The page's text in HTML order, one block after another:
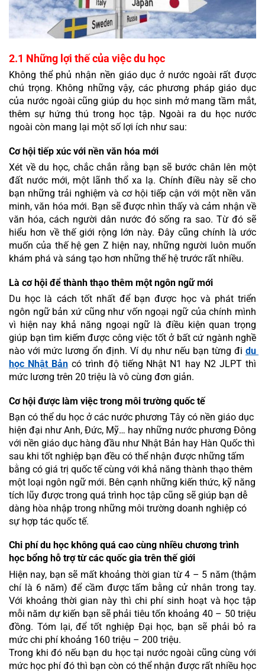
2.1 Những lợi thế của việc du học
Không thể phủ nhận nền giáo dục ở nước ngoài rất được
chú trọng. Không những vậy, các phương pháp giáo dục
của nước ngoài cũng giúp du học sinh mở mang tầm mắt,
thêm sự hứng thú trong học tập. Ngoài ra du học nước
ngoài còn mang lại một số lợi ích như sau:
Cơ hội tiếp xúc với nền văn hóa mới
Xét về du học, chắc chắn rằng bạn sẽ bước chân lên một
đất nước mới, một lãnh thổ xa lạ. Chính điều này sẽ cho
bạn những trải nghiệm và cơ hội tiếp cận với một nền văn
minh, văn hóa mới. Bạn sẽ được nhìn thấy và cảm nhận về
văn hóa, cách người dân nước đó sống ra sao. Từ đó sẽ
hiểu hơn về thế giới rộng lớn này. Đây cũng chính là ước
muốn của thế hệ gen Z hiện nay, những người luôn muốn
khám phá và sáng tạo hơn những thế hệ trước rất nhiều.
Là cơ hội để thành thạo thêm một ngôn ngữ mới
Du học là cách tốt nhất để bạn được học và phát triển
ngôn ngữ bản xứ cũng như vốn ngoại ngữ của chính mình
vì hiện nay khả năng ngoại ngữ là điều kiện quan trọng
giúp bạn tìm kiếm được công việc tốt ở bất cứ ngành nghề
nào với mức lương ổn định. Ví dụ như nếu bạn từng đi du
học Nhật Bản có trình độ tiếng Nhật N1 hay N2 JLPT thì
mức lương trên 20 triệu là vô cùng đơn giản.
Cơ hội được làm việc trong môi trường quốc tế
Bạn có thể du học ở các nước phương Tây có nền giáo dục
hiện đại như Anh, Đức, Mỹ… hay những nước phương Đông
với nền giáo dục hàng đầu như Nhật Bản hay Hàn Quốc thì
sau khi tốt nghiệp bạn đều có thể nhận được những tấm
bằng có giá trị quốc tế cùng với khả năng thành thạo thêm
một loại ngôn ngữ mới. Bên cạnh những kiến thức, kỹ năng
tích lũy được trong quá trình học tập cũng sẽ giúp bạn dễ
dàng hòa nhập trong những môi trường doanh nghiệp có
sự hợp tác quốc tế.
Chi phí du học không quá cao cùng nhiều chương trình
học bổng hỗ trợ từ các quốc gia trên thế giới
Hiện nay, bạn sẽ mất khoảng thời gian từ 4 – 5 năm (thậm
chí là 6 năm) để cầm được tấm bằng cử nhân trong tay.
Với khoảng thời gian này thì chi phí sinh hoạt và học tập
mỗi năm dự kiến bạn sẽ phải tiêu tốn khoảng 40 – 50 triệu
đồng. Tóm lại, để tốt nghiệp Đại học, bạn sẽ phải bỏ ra
mức chi phí khoảng 160 triệu – 200 triệu.
Trong khi đó nếu bạn du học tại nước ngoài cũng cùng với
mức học phí đó thì bạn còn có thể nhận được rất nhiều học